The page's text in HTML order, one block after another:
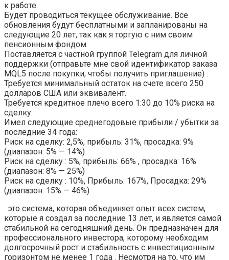
к работе.
Будет проводиться текущее обслуживание. Все
обновления будут бесплатными и запланированы на
следующие 20 лет, так как я торгую с ним своим
пенсионным фондом.
Поставляется с частной группой Telegram для личной
поддержки (отправьте мне свой идентификатор заказа
MQL5 после покупки, чтобы получить приглашение) .
Требуется минимальный остаток на счете всего 250
долларов США или эквивалент.
Требуется кредитное плечо всего 1:30 до 10% риска на
сделку.
Имел следующие среднегодовые прибыли / убытки за
последние 34 года:
Риск на сделку: 2,5%, прибыль: 31%, просадка: 9%
(диапазон: 5% — 14%)
Риск на сделку : 5%, прибыль: 66% , просадка: 16%
(диапазон: 8% — 25%)
Риск на сделку : 10%, Прибыль: 167%, Просадка: 29%
(диапазон: 15% — 46%)
. это система, которая объединяет опыт всех систем,
которые я создал за последние 13 лет, и является самой
стабильной на сегодняшний день. Он предназначен для
профессионального инвестора, которому необходим
долгосрочный рост и стабильность с инвестиционным
горизонтом не менее 1 года . Несмотря на то, что им